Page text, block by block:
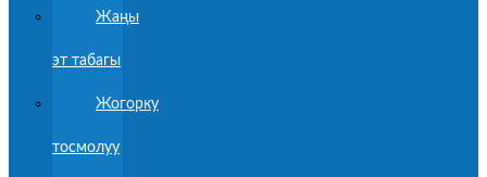
Жаңы
эт табагы
Жогорку
тосмолуу